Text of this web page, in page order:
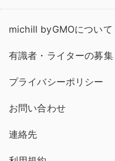
michill byGMOについて
有識者・ライターの募集
プライバシーポリシー
お問い合わせ
連絡先